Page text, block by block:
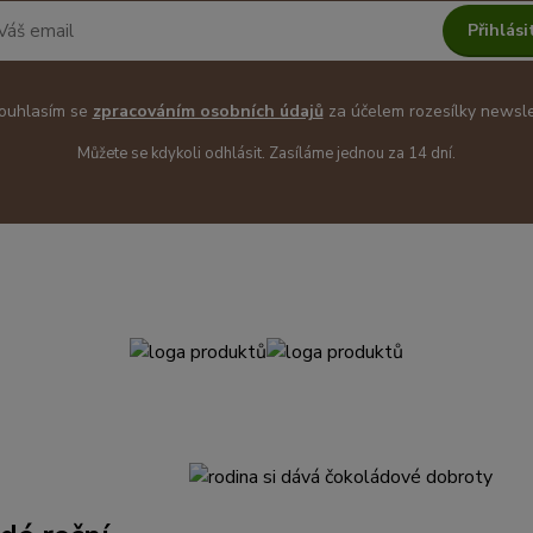
se zpracováním osobních údajů za účelem rozesílky
Můžete se kdykoli odhlásit. Zasíláme jednou za 14 dní.